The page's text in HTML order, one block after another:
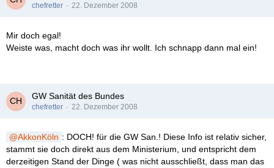
chefretter 22. Dezember 2008
Mir doch egal!
Weiste was, macht doch was ihr wollt. Ich schnapp dann mal ein!
GW Sanität des Bundes
chefretter 22. Dezember 2008
AkkonKöln : DOCH! für die GW San.! Diese Info ist relativ sicher,
stammt sie doch direkt aus dem Ministerium, und entspricht dem
derzeitigen Stand der Dinge ( was nicht ausschließt, dass man das